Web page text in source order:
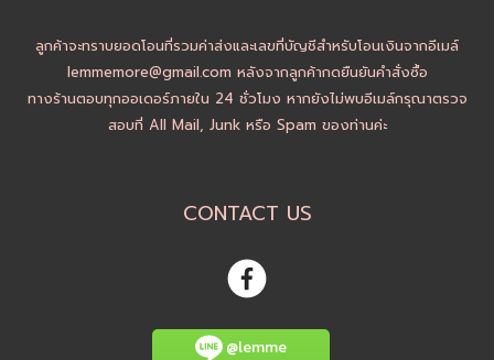
ลูกค้าจะทราบยอดโอนที่รวมค่าส่งและเลขที่บัญชีสำหรับโอนเงินจากอีเมล์
lemmemore@gmail.com หลังจากลูกค้ากดยืนยันคำสั่งซื้อ
ทางร้านตอบทุกออเดอร์ภายใน 24 ชั่วโมง หากยังไม่พบอีเมล์กรุณาตรวจ
สอบที่ All Mail, Junk หรือ Spam ของท่านค่ะ
CONTACT US
@lemme